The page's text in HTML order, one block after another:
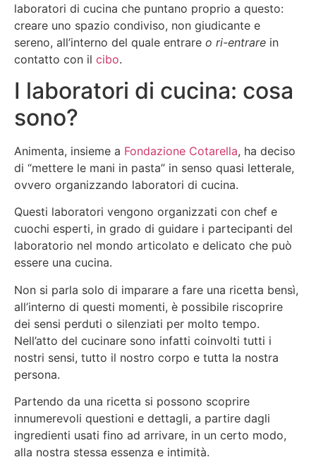
laboratori di cucina che puntano proprio a questo:
creare uno spazio condiviso, non giudicante e
sereno, all’interno del quale entrare o ri-entrare in
contatto con il cibo.
I laboratori di cucina: cosa
sono?
Animenta, insieme a Fondazione Cotarella, ha deciso
di “mettere le mani in pasta” in senso quasi letterale,
ovvero organizzando laboratori di cucina.
Questi laboratori vengono organizzati con chef e
cuochi esperti, in grado di guidare i partecipanti del
laboratorio nel mondo articolato e delicato che può
essere una cucina.
Non si parla solo di imparare a fare una ricetta bensì,
all’interno di questi momenti, è possibile riscoprire
dei sensi perduti o silenziati per molto tempo.
Nell’atto del cucinare sono infatti coinvolti tutti i
nostri sensi, tutto il nostro corpo e tutta la nostra
persona.
Partendo da una ricetta si possono scoprire
innumerevoli questioni e dettagli, a partire dagli
ingredienti usati fino ad arrivare, in un certo modo,
alla nostra stessa essenza e intimità.